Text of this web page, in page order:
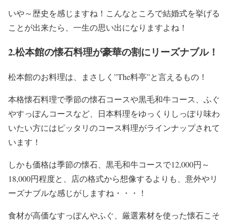
いや～歴史を感じますね！こんなところで結婚式を挙げる
ことが出来たら、一生の思い出になりますよね！
2.松本館の懐石料理が豪華の割にリーズナブル！
松本館のお料理は 、まさしく”The料亭”と言えるもの！
本格懐石料理で季節の懐石コースや黒毛和牛コース、ふぐ
やすっぽんコースなど、日本料理をゆっくりしっぽり味わ
いたい方にはピッタリのコース料理がラインナップされて
います！
しかも価格は季節の懐石、黒毛和牛コースで12,000円～
18,000円程度と、店の格式から想像するよりも、意外やリ
ーズナブルな感じがしますね・・・！
食材が高価なすっぽんやふぐ、厳選素材を使った懐石こそ